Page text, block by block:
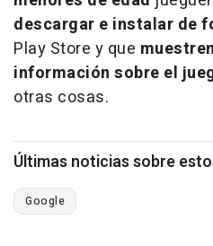
descargar e instalar de
Play Store y que
información sobre el
otras cosas.
Últimas noticias sobre
Google